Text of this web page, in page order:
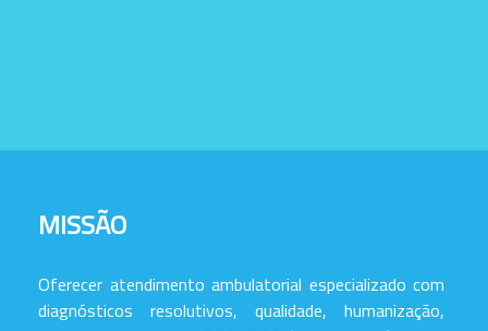
MISSÃO
Oferecer atendimento ambulatorial especializado com
diagnósticos resolutivos, qualidade, humanização,